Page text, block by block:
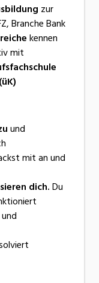
zur
Branche Bank
kennen
mit
und
mit an und
dich.Du